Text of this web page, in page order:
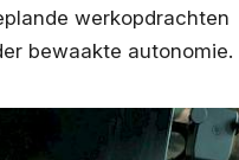
werkopdrachten
bewaakte autonomie.